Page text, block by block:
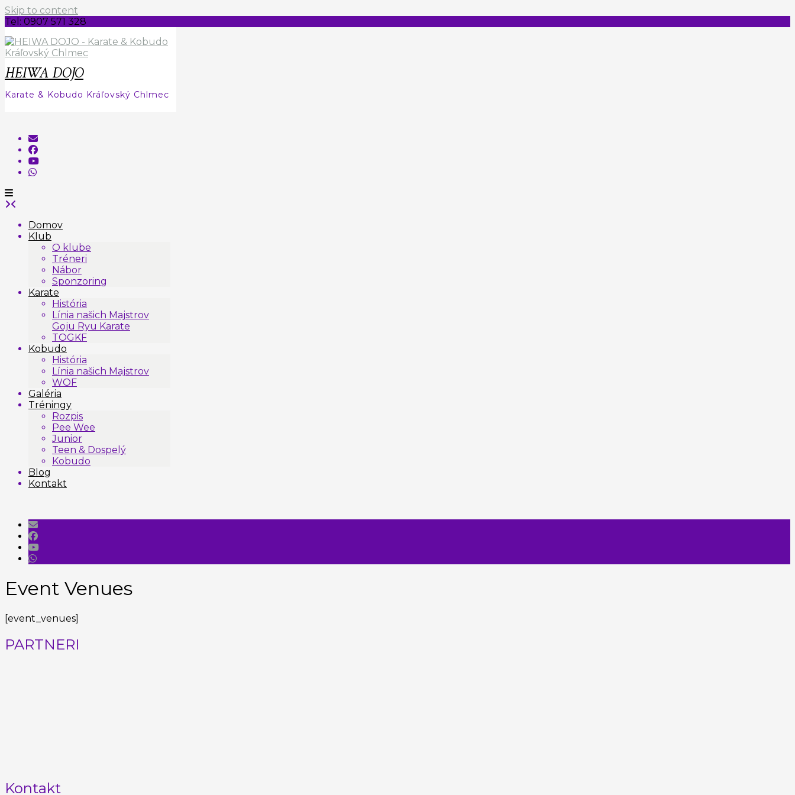
Skip to content
Tel: 0907 571 328
HEIWA DOJO
Karate & Kobudo Kráľovský Chlmec
Domov
Klub
O klube
Tréneri
Nábor
Sponzoring
Karate
História
Línia našich Majstrov
Goju Ryu Karate
TOGKF
Kobudo
História
Línia našich Majstrov
WOF
Galéria
Tréningy
Rozpis
Pee Wee
Junior
Teen & Dospelý
Kobudo
Blog
Kontakt
Event Venues
[event_venues]
PARTNERI
Kontakt